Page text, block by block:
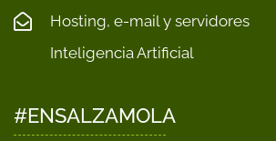
Hosting, e-mail y servidores
Inteligencia Artificial
#ENSALZAMOLA